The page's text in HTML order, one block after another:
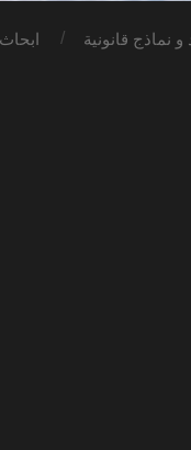
نماذج قانونية